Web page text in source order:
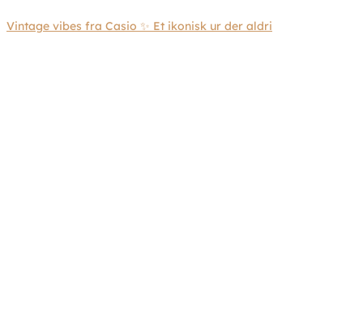
Vintage vibes fra Casio ✨ Et ikonisk ur der aldri